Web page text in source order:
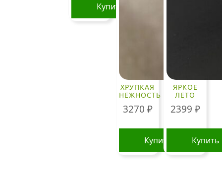
Купить
ХРУПКАЯ
НЕЖНОСТЬ
3270 ₽
Купить
ЯРКОЕ
ЛЕТО
2399 ₽
Купить